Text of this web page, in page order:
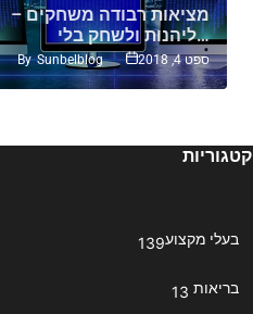
מציאות רבודה משחקים –
ליהנות ולשחק בלי…
By Sunbelblog ספט 4, 2018
קטגוריות
בעלי מקצוע139
בריאות 13